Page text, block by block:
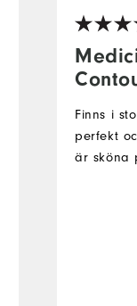
Finns i
perfekt
är sköna